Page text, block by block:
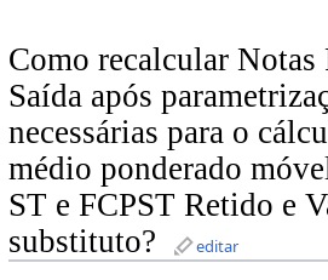
Como recalcular Notas
Saída após
necessárias para o
médio ponderado
ST e FCPST Retido e
substituto?
editar